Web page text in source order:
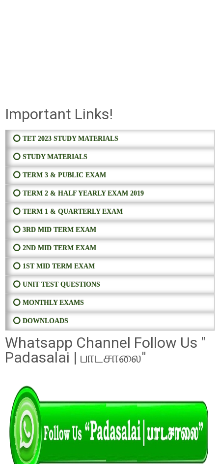
Important Links!
⭕ TET 2023 STUDY MATERIALS
⭕ STUDY MATERIALS
⭕ TERM 3 & PUBLIC EXAM
⭕ TERM 2 & HALF YEARLY EXAM 2019
⭕ TERM 1 & QUARTERLY EXAM
⭕ 3RD MID TERM EXAM
⭕ 2ND MID TERM EXAM
⭕ 1ST MID TERM EXAM
⭕ UNIT TEST QUESTIONS
⭕ MONTHLY EXAMS
⭕ DOWNLOADS
Whatsapp Channel Follow Us "
Padasalai | பாடசாலை"